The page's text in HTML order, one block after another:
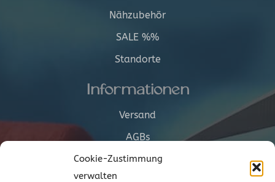
Cookie-Zustimmung
verwalten
Nähzubehör
SALE %%
Standorte
Informationen
Versand
AGBs
Cookie-Richtlinie (EU)